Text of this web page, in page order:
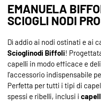
EMANUELA
SCIOGLI NODI
Dì addio ai nodi ostinati e ai
Scioglinodi Biffoli!
capelli in modo efficace e
l’accessorio indispensabile
Perfetta per tutti i tipi di
spessi e ribelli, inclusi i